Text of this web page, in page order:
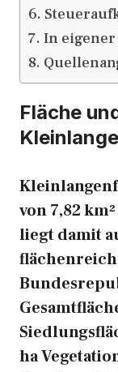
In eigener
Fläche
von 7,82
liegt damit
ha